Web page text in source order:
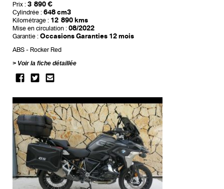
Prix : 3 890 €
Cylindrée : 648 cm3
Kilométrage : 12 890 kms
Mise en circulation : 08/2022
Garantie : Occasions Garanties 12 mois
ABS
Rocker Red
Voir la fiche détaillée